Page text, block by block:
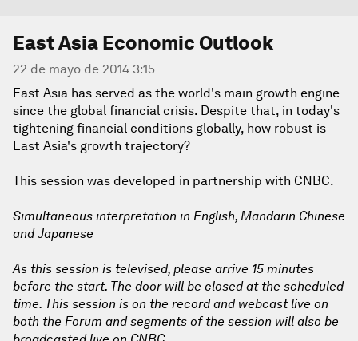
East Asia Economic Outlook
22 de mayo de 2014 3:15
East Asia has served as the world's main growth engine
since the global financial crisis. Despite that, in today's
tightening financial conditions globally, how robust is
East Asia's growth trajectory?
This session was developed in partnership with CNBC.
Simultaneous interpretation in English, Mandarin Chinese
and Japanese
As this session is televised, please arrive 15 minutes
before the start. The door will be closed at the scheduled
time. This session is on the record and webcast live on
both the Forum and segments of the session will also be